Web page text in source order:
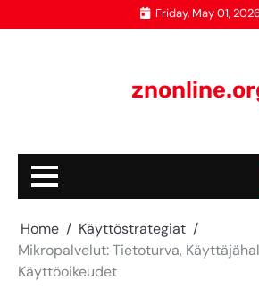
to
Friday, May 01,
Home
Käyttöstrategiat
Mikropalvelut: Tietoturva,
Käyttöoikeudet